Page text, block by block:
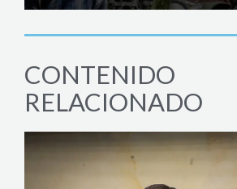
CONTENIDO
RELACIONADO